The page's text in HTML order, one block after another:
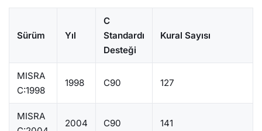
Sürüm Yıl
C
Standardı
Desteği
Kural Sayısı
MISRA
C:1998
1998 C90 127
MISRA
2004 C90 141